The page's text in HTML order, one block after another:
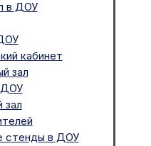
в ДОУ
кабинет
зал
ДОУ
зал
стенды в ДОУ